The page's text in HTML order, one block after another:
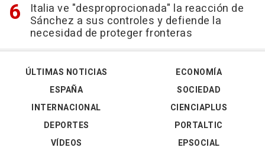
Italia ve "desproprocionada" la reacción de
Sánchez a sus controles y defiende la
necesidad de proteger fronteras
ÚLTIMAS NOTICIAS
ESPAÑA
INTERNACIONAL
DEPORTES
VÍDEOS
ECONOMÍA
SOCIEDAD
CIENCIAPLUS
PORTALTIC
EPSOCIAL